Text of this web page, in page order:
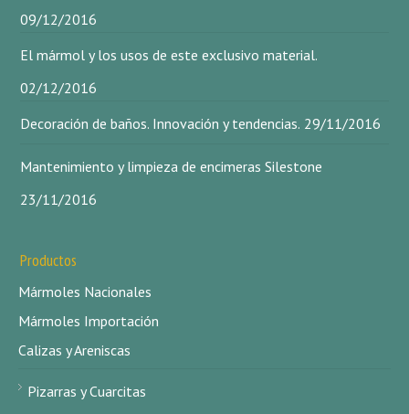
09/12/2016
El mármol y los usos de este exclusivo material.
02/12/2016
Decoración de baños. Innovación y tendencias. 29/11/2016
Mantenimiento y limpieza de encimeras Silestone
23/11/2016
Productos
Mármoles Nacionales
Mármoles Importación
Calizas y Areniscas
Pizarras y Cuarcitas